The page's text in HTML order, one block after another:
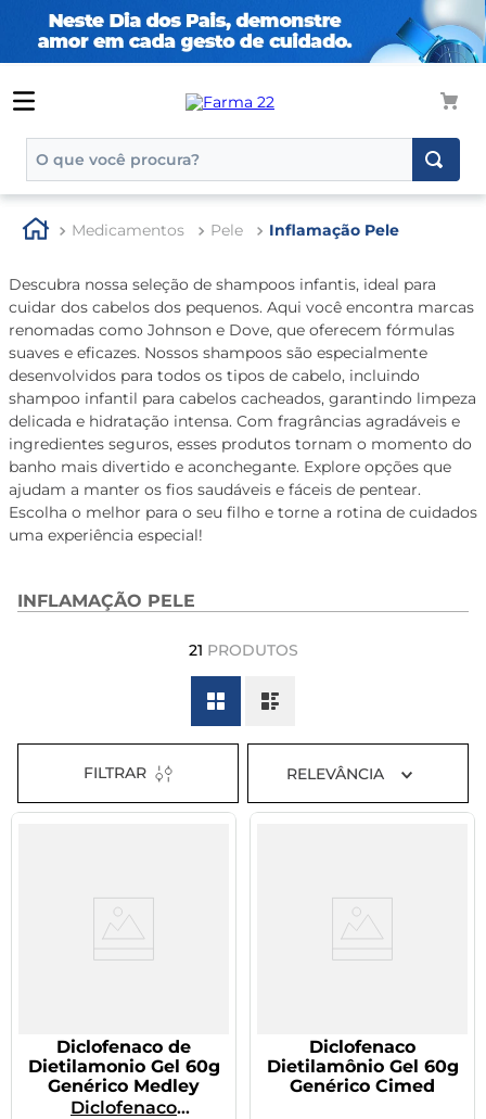
TERMOS MAIS BUSCADOS
1º
tadalafila
rosuvastatina 20mg
3º
generico
4º
aptamil
nutridrink
6º
rosuvastatina
7º
dipirona
tadalafila 5mg
9 º
vitamina
Medicamentos Pele Inflamação Pele
Descubra nossa seleção de shampoos infantis, ideal para
cuidar dos cabelos dos pequenos. Aqui você encontra marcas
renomadas como Johnson e Dove, que oferecem fórmulas
suaves e eficazes. Nossos shampoos são especialmente
desenvolvidos para todos os tipos de cabelo, incluindo
shampoo infantil para cabelos cacheados, garantindo limpeza
delicada e hidratação intensa. Com fragrâncias agradáveis e
ingredientes seguros, esses produtos tornam o momento do
banho mais divertido e aconchegante. Explore opções que
ajudam a manter os fios saudáveis e fáceis de pentear.
Escolha o melhor para o seu filho e torne a rotina de cuidados
uma experiência especial!
INFLAMAÇÃO PELE
21 PRODUTOS
FILTRAR RELEVÂNCIA
Diclofenaco de
Dietilamonio Gel 60g
Genérico Medley
Diclofenaco
Diclofenaco
Dietilamônio Gel 60g
Genérico Cimed